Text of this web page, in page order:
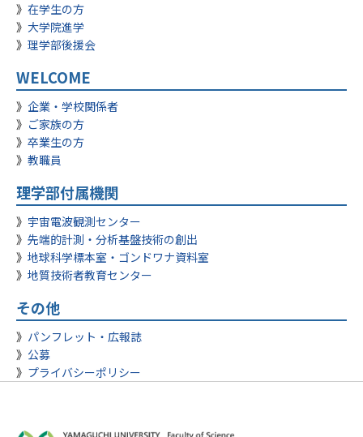
在学生の方
大学院進学
理学部後援会
WELCOME
企業・学校関係者
ご家族の方
卒業生の方
教職員
理学部付属機関
宇宙電波観測センター
先端的計測・分析基盤技術の創出
地球科学標本室・ゴンドワナ資料室
地質技術者教育センター
その他
パンフレット・広報誌
公募
プライバシーポリシー